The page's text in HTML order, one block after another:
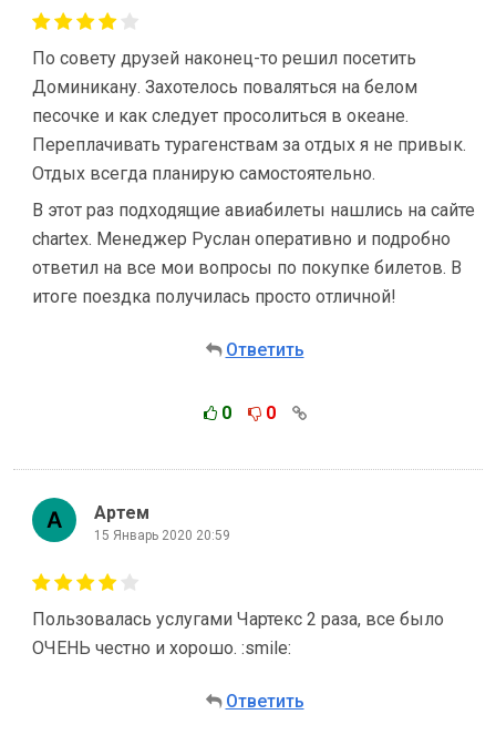
По совету друзей наконец-то решил посетить
Доминикану. Захотелось поваляться на белом
песочке и как следует просолиться в океане.
Переплачивать турагенствам за отдых я не привык.
Отдых всегда планирую самостоятельно.
В этот раз подходящие авиабилеты нашлись на сайте
сhartex. Менеджер Руслан оперативно и подробно
ответил на все мои вопросы по покупке билетов. В
итоге поездка получилась просто отличной!
Ответить
0 0
Артем
15 Январь 2020 20:59
Пользовалась услугами Чартекс 2 раза, все было
ОЧЕНЬ честно и хорошо. :smile:
Ответить